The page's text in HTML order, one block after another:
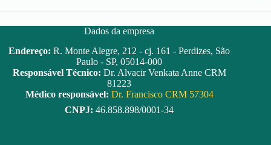
Dados da empresa
Endereço: R. Monte Alegre, 212 - cj. 161 - Perdizes, São
Paulo - SP, 05014-000
Responsável Técnico: Dr. Alvacir Venkata Anne CRM
81223
Médico responsável: Dr. Francisco CRM 57304
CNPJ: 46.858.898/0001-34